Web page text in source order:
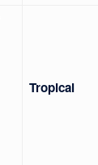
Tropical